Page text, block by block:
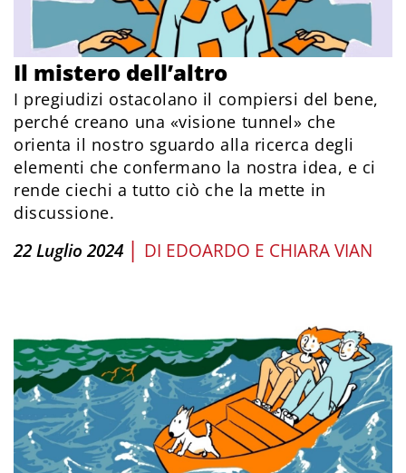
Il mistero dell’altro
I pregiudizi ostacolano il compiersi del bene,
perché creano una «visione tunnel» che
orienta il nostro sguardo alla ricerca degli
elementi che confermano la nostra idea, e ci
rende ciechi a tutto ciò che la mette in
discussione.
22 Luglio 2024 | DI EDOARDO E CHIARA VIAN